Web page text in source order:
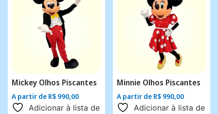
Mickey Olhos Piscantes
A partir de R$ 990,00
Adicionar à lista de
Minnie Olhos Piscantes
A partir de R$ 990,00
Adicionar à lista de